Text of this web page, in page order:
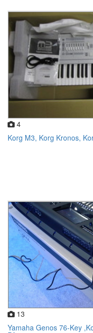
4
Korg M3, Korg Kronos,
13
Yamaha Genos 76-Key